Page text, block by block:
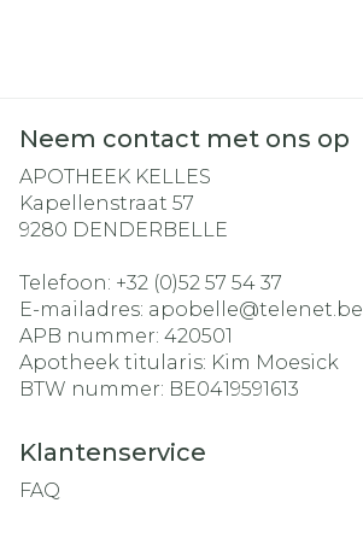
Neem contact met ons op
APOTHEEK KELLES
Kapellenstraat 57
9280 DENDERBELLE
Telefoon: +32 (0)52 57 54 37
E-mailadres: apobelle@telenet.be
APB nummer: 420501
Apotheek titularis: Kim Moesick
BTW nummer: BE0419591613
Klantenservice
FAQ